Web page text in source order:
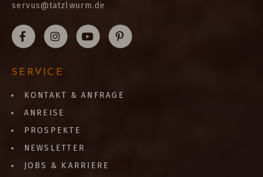
servus@tatzlwurm.de
SERVICE
KONTAKT & ANFRAGE
ANREISE
PROSPEKTE
NEWSLETTER
JOBS & KARRIERE